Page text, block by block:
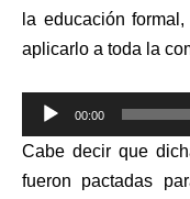
la educación
aplicarlo a toda la
Reproductor
de
audio
00:00
Cabe decir que
fueron pactadas